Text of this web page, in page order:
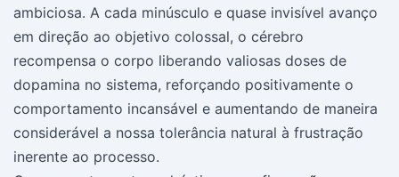
ambiciosa. A cada minúsculo e quase invisível avanço
em direção ao objetivo colossal, o cérebro
recompensa o corpo liberando valiosas doses de
dopamina no sistema, reforçando positivamente o
comportamento incansável e aumentando de maneira
considerável a nossa tolerância natural à frustração
inerente ao processo.